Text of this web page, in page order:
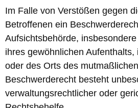
Im Falle von Verstößen gegen
Betroffenen ein
Aufsichtsbehörde,
ihres gewöhnlichen
oder des Orts des
Beschwerderecht besteht
verwaltungsrechtlicher oder